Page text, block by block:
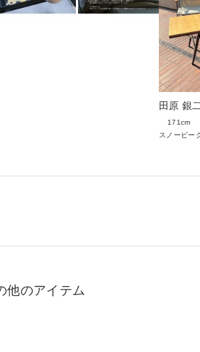
田原 銀
171cm
スノーピー
他のアイテム